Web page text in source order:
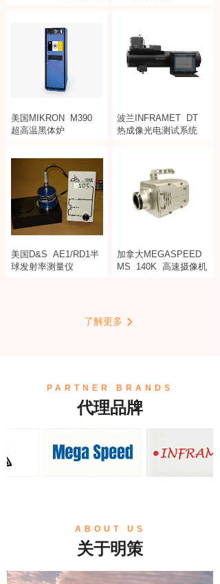
美国MIKRON
M390
超高温黑体炉
波兰INFRAMET
DT
热成像光电测试系统
美国D&S AE1/RD1半
球发射率测量仪
加拿大MEGASPEED
MS
140K 高速摄像机
了解更多
PARTNER BRANDS
代理品牌
ABOUT US
关于明策